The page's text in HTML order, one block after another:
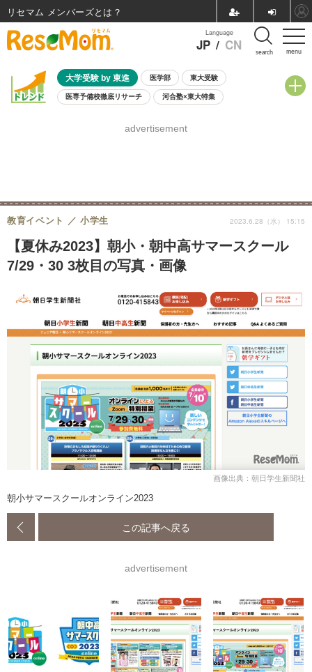
menu
Language
JP / CN search
大学受験 by 東進 医学部 東大受験
医専予備校徹底リサーチ 河合塾×東大特集
8月開催学校説明会・相談会
advertisement
【夏休み2023】朝小・朝中高サマースクール
7/29・30 3枚目の写真・画像
教育イベント 小学生 2023.6.28（水） 15:15
画像出典：朝日学生新聞社
朝小サマースクールオンライン2023
この記事へ戻る
advertisement
リセマム メンバーズ